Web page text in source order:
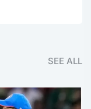
SEE ALL